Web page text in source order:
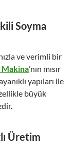
Soyma
ve verimli bir
’nın mısır
yapıları ile
büyük
Üretim